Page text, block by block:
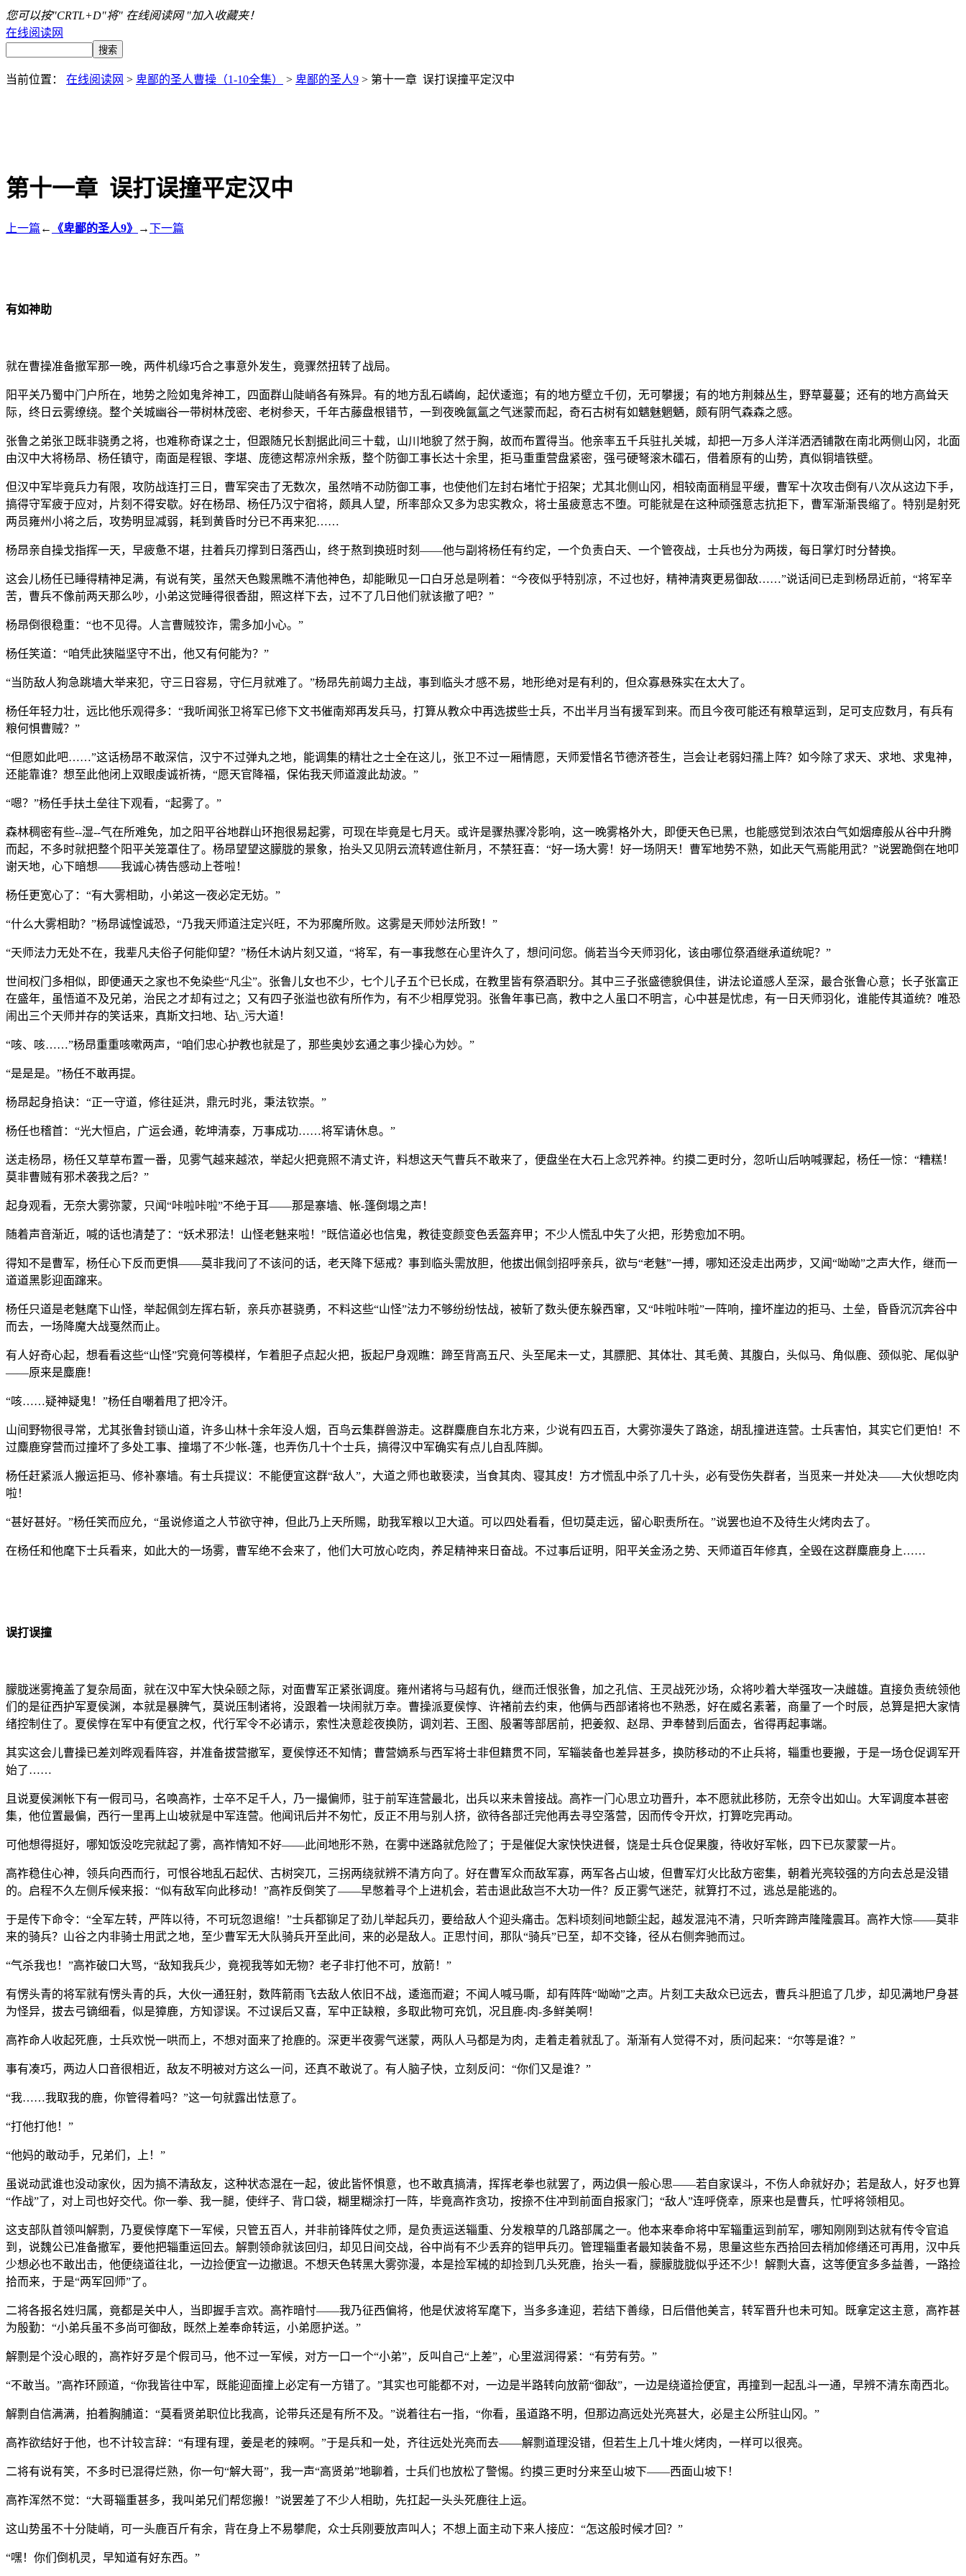
您可以按"CRTL+D"将" 在线阅读网 "加入收藏夹！
在线阅读网
当前位置： 在线阅读网 > 卑鄙的圣人曹操（1-10全集） > 卑鄙的圣人9 > 第十一章 误打误撞平定汉中
第十一章 误打误撞平定汉中
上一篇 ← 《卑鄙的圣人9》 →下一篇
有如神助
就在曹操准备撤军那一晚，两件机缘巧合之事意外发生，竟骤然扭转了战局。
阳平关乃蜀中门户所在，地势之险如鬼斧神工，四面群山陡峭各有殊异。有的地方乱石嶙峋，起伏逶迤；有的地方壁立千仞，无可攀援；有的地方荆棘丛生，野草蔓蔓；还有的地方高耸天
际，终日云雾缭绕。整个关城幽谷一带树林茂密、老树参天，千年古藤盘根错节，一到夜晚氤氲之气迷蒙而起，奇石古树有如魑魅魍魉，颇有阴气森森之感。
张鲁之弟张卫既非骁勇之将，也难称奇谋之士，但跟随兄长割据此间三十载，山川地貌了然于胸，故而布置得当。他亲率五千兵驻扎关城，却把一万多人洋洋洒洒铺散在南北两侧山冈，北面
由汉中大将杨昂、杨任镇守，南面是程银、李堪、庞德这帮凉州余叛，整个防御工事长达十余里，拒马重重营盘紧密，强弓硬弩滚木礌石，借着原有的山势，真似铜墙铁壁。
但汉中军毕竟兵力有限，攻防战连打三日，曹军突击了无数次，虽然啃不动防御工事，也使他们左封右堵忙于招架；尤其北侧山冈，相较南面稍显平缓，曹军十次攻击倒有八次从这边下手，
搞得守军疲于应对，片刻不得安歇。好在杨昂、杨任乃汉宁宿将，颇具人望，所率部众又多为忠实教众，将士虽疲意志不堕。可能就是在这种顽强意志抗拒下，曹军渐渐畏缩了。特别是射死
两员雍州小将之后，攻势明显减弱，耗到黄昏时分已不再来犯……
杨昂亲自操戈指挥一天，早疲惫不堪，拄着兵刃撑到日落西山，终于熬到换班时刻——他与副将杨任有约定，一个负责白天、一个管夜战，士兵也分为两拨，每日掌灯时分替换。
这会儿杨任已睡得精神足满，有说有笑，虽然天色黢黑瞧不清他神色，却能瞅见一口白牙总是咧着：“今夜似乎特别凉，不过也好，精神清爽更易御敌……”说话间已走到杨昂近前，“将军辛
苦，曹兵不像前两天那么吵，小弟这觉睡得很香甜，照这样下去，过不了几日他们就该撤了吧？”
杨昂倒很稳重：“也不见得。人言曹贼狡诈，需多加小心。”
杨任笑道：“咱凭此狭隘坚守不出，他又有何能为？”
“当防敌人狗急跳墙大举来犯，守三日容易，守仨月就难了。”杨昂先前竭力主战，事到临头才感不易，地形绝对是有利的，但众寡悬殊实在太大了。
杨任年轻力壮，远比他乐观得多：“我听闻张卫将军已修下文书催南郑再发兵马，打算从教众中再选拔些士兵，不出半月当有援军到来。而且今夜可能还有粮草运到，足可支应数月，有兵有
粮何惧曹贼？”
“但愿如此吧……”这话杨昂不敢深信，汉宁不过弹丸之地，能调集的精壮之士全在这儿，张卫不过一厢情愿，天师爱惜名节德济苍生，岂会让老弱妇孺上阵？如今除了求天、求地、求鬼神，
还能靠谁？想至此他闭上双眼虔诚祈祷，“愿天官降福，保佑我天师道渡此劫波。”
“嗯？”杨任手扶土垒往下观看，“起雾了。”
森林稠密有些--湿--气在所难免，加之阳平谷地群山环抱很易起雾，可现在毕竟是七月天。或许是骤热骤冷影响，这一晚雾格外大，即便天色已黑，也能感觉到浓浓白气如烟瘴般从谷中升腾
而起，不多时就把整个阳平关笼罩住了。杨昂望望这朦胧的景象，抬头又见阴云流转遮住新月，不禁狂喜：“好一场大雾！好一场阴天！曹军地势不熟，如此天气焉能用武？”说罢跪倒在地叩
谢天地，心下暗想——我诚心祷告感动上苍啦！
杨任更宽心了：“有大雾相助，小弟这一夜必定无妨。”
“什么大雾相助？”杨昂诚惶诚恐，“乃我天师道注定兴旺，不为邪魔所败。这雾是天师妙法所致！”
“天师法力无处不在，我辈凡夫俗子何能仰望？”杨任木讷片刻又道，“将军，有一事我憋在心里许久了，想问问您。倘若当今天师羽化，该由哪位祭酒继承道统呢？”
世间权门多相似，即便通天之家也不免染些“凡尘”。张鲁儿女也不少，七个儿子五个已长成，在教里皆有祭酒职分。其中三子张盛德貌俱佳，讲法论道感人至深，最合张鲁心意；长子张富正
在盛年，虽悟道不及兄弟，治民之才却有过之；又有四子张溢也欲有所作为，有不少相厚党羽。张鲁年事已高，教中之人虽口不明言，心中甚是忧虑，有一日天师羽化，谁能传其道统？唯恐
闹出三个天师并存的笑话来，真斯文扫地、玷\_污大道！
“咳、咳……”杨昂重重咳嗽两声，“咱们忠心护教也就是了，那些奥妙玄通之事少操心为妙。”
“是是是。”杨任不敢再提。
杨昂起身掐诀：“正一守道，修往延洪，鼎元时兆，秉法钦崇。”
杨任也稽首：“光大恒启，广运会通，乾坤清泰，万事成功……将军请休息。”
送走杨昂，杨任又草草布置一番，见雾气越来越浓，举起火把竟照不清丈许，料想这天气曹兵不敢来了，便盘坐在大石上念咒养神。约摸二更时分，忽听山后呐喊骤起，杨任一惊：“糟糕！
莫非曹贼有邪术袭我之后？”
起身观看，无奈大雾弥蒙，只闻“咔啦咔啦”不绝于耳——那是寨墙、帐-篷倒塌之声！
随着声音渐近，喊的话也清楚了：“妖术邪法！山怪老魅来啦！”既信道必也信鬼，教徒变颜变色丢盔弃甲；不少人慌乱中失了火把，形势愈加不明。
得知不是曹军，杨任心下反而更惧——莫非我问了不该问的话，老天降下惩戒？事到临头需放胆，他拔出佩剑招呼亲兵，欲与“老魅”一搏，哪知还没走出两步，又闻“呦呦”之声大作，继而一
道道黑影迎面蹿来。
杨任只道是老魅麾下山怪，举起佩剑左挥右斩，亲兵亦甚骁勇，不料这些“山怪”法力不够纷纷怯战，被斩了数头便东躲西窜，又“咔啦咔啦”一阵响，撞坏崖边的拒马、土垒，昏昏沉沉奔谷中
而去，一场降魔大战戛然而止。
有人好奇心起，想看看这些“山怪”究竟何等模样，乍着胆子点起火把，扳起尸身观瞧：蹄至背高五尺、头至尾未一丈，其膘肥、其体壮、其毛黄、其腹白，头似马、角似鹿、颈似驼、尾似驴
——原来是麋鹿！
“咳……疑神疑鬼！”杨任自嘲着甩了把冷汗。
山间野物很寻常，尤其张鲁封锁山道，许多山林十余年没人烟，百鸟云集群兽游走。这群麋鹿自东北方来，少说有四五百，大雾弥漫失了路途，胡乱撞进连营。士兵害怕，其实它们更怕！不
过麋鹿穿营而过撞坏了多处工事、撞塌了不少帐-篷，也弄伤几十个士兵，搞得汉中军确实有点儿自乱阵脚。
杨任赶紧派人搬运拒马、修补寨墙。有士兵提议：不能便宜这群“敌人”，大道之师也敢亵渎，当食其肉、寝其皮！方才慌乱中杀了几十头，必有受伤失群者，当觅来一并处决——大伙想吃肉
啦！
“甚好甚好。”杨任笑而应允，“虽说修道之人节欲守神，但此乃上天所赐，助我军粮以卫大道。可以四处看看，但切莫走远，留心职责所在。”说罢也迫不及待生火烤肉去了。
在杨任和他麾下士兵看来，如此大的一场雾，曹军绝不会来了，他们大可放心吃肉，养足精神来日奋战。不过事后证明，阳平关金汤之势、天师道百年修真，全毁在这群麋鹿身上……
误打误撞
朦胧迷雾掩盖了复杂局面，就在汉中军大快朵颐之际，对面曹军正紧张调度。雍州诸将与马超有仇，继而迁恨张鲁，加之孔信、王灵战死沙场，众将吵着大举强攻一决雌雄。直接负责统领他
们的是征西护军夏侯渊，本就是暴脾气，莫说压制诸将，没跟着一块闹就万幸。曹操派夏侯惇、许褚前去约束，他俩与西部诸将也不熟悉，好在威名素著，商量了一个时辰，总算是把大家情
绪控制住了。夏侯惇在军中有便宜之权，代行军令不必请示，索性决意趁夜换防，调刘若、王图、殷署等部居前，把姜叙、赵昂、尹奉替到后面去，省得再起事端。
其实这会儿曹操已差刘晔观看阵容，并准备拔营撤军，夏侯惇还不知情；曹营嫡系与西军将士非但籍贯不同，军辎装备也差异甚多，换防移动的不止兵将，辎重也要搬，于是一场仓促调军开
始了……
且说夏侯渊帐下有一假司马，名唤高祚，士卒不足千人，乃一撮偏师，驻于前军连营最北，出兵以来未曾接战。高祚一门心思立功晋升，本不愿就此移防，无奈令出如山。大军调度本甚密
集，他位置最偏，西行一里再上山坡就是中军连营。他闻讯后并不匆忙，反正不用与别人挤，欲待各部迁完他再去寻空落营，因而传令开炊，打算吃完再动。
可他想得挺好，哪知饭没吃完就起了雾，高祚情知不好——此间地形不熟，在雾中迷路就危险了；于是催促大家快快进餐，饶是士兵仓促果腹，待收好军帐，四下已灰蒙蒙一片。
高祚稳住心神，领兵向西而行，可恨谷地乱石起伏、古树突兀，三拐两绕就辨不清方向了。好在曹军众而敌军寡，两军各占山坡，但曹军灯火比敌方密集，朝着光亮较强的方向去总是没错
的。启程不久左侧斥候来报：“似有敌军向此移动！”高祚反倒笑了——早憋着寻个上进机会，若击退此敌岂不大功一件？反正雾气迷茫，就算打不过，逃总是能逃的。
于是传下命令：“全军左转，严阵以待，不可玩忽退缩！”士兵都铆足了劲儿举起兵刃，要给敌人个迎头痛击。怎料顷刻间地颤尘起，越发混沌不清，只听奔蹄声隆隆震耳。高祚大惊——莫非
来的骑兵？山谷之内非骑士用武之地，至少曹军无大队骑兵开至此间，来的必是敌人。正思忖间，那队“骑兵”已至，却不交锋，径从右侧奔驰而过。
“气杀我也！”高祚破口大骂，“敌知我兵少，竟视我等如无物？老子非打他不可，放箭！”
有愣头青的将军就有愣头青的兵，大伙一通狂射，数阵箭雨飞去敌人依旧不战，逶迤而避；不闻人喊马嘶，却有阵阵“呦呦”之声。片刻工夫敌众已远去，曹兵斗胆追了几步，却见满地尸身甚
为怪异，拔去弓镝细看，似是獐鹿，方知谬误。不过误后又喜，军中正缺粮，多取此物可充饥，况且鹿-肉-多鲜美啊！
高祚命人收起死鹿，士兵欢悦一哄而上，不想对面来了抢鹿的。深更半夜雾气迷蒙，两队人马都是为肉，走着走着就乱了。渐渐有人觉得不对，质问起来：“尔等是谁？”
事有凑巧，两边人口音很相近，敌友不明被对方这么一问，还真不敢说了。有人脑子快，立刻反问：“你们又是谁？”
“我……我取我的鹿，你管得着吗？”这一句就露出怯意了。
“打他打他！”
“他妈的敢动手，兄弟们，上！”
虽说动武谁也没动家伙，因为搞不清敌友，这种状态混在一起，彼此皆怀惧意，也不敢真搞清，挥挥老拳也就罢了，两边俱一般心思——若自家误斗，不伤人命就好办；若是敌人，好歹也算
“作战”了，对上司也好交代。你一拳、我一腿，使绊子、背口袋，糊里糊涂打一阵，毕竟高祚贪功，按捺不住冲到前面自报家门；“敌人”连呼侥幸，原来也是曹兵，忙呼将领相见。
这支部队首领叫解剽，乃夏侯惇麾下一军候，只管五百人，并非前锋阵仗之师，是负责运送辎重、分发粮草的几路部属之一。他本来奉命将中军辎重运到前军，哪知刚刚到达就有传令官追
到，说魏公已准备撤军，要他把辎重运回去。解剽领命就该回归，却见日间交战，谷中尚有不少丢弃的铠甲兵刃。管理辎重者最知装备不易，思量这些东西拾回去稍加修缮还可再用，汉中兵
少想必也不敢出击，他便绕道往北，一边捡便宜一边撤退。不想天色转黑大雾弥漫，本是捡军械的却捡到几头死鹿，抬头一看，朦朦胧胧似乎还不少！解剽大喜，这等便宜多多益善，一路捡
拾而来，于是“两军回师”了。
二将各报名姓归属，竟都是关中人，当即握手言欢。高祚暗忖——我乃征西偏将，他是伏波将军麾下，当多多逢迎，若结下善缘，日后借他美言，转军晋升也未可知。既拿定这主意，高祚甚
为殷勤：“小弟兵虽不多尚可御敌，既然上差奉命转运，小弟愿护送。”
解剽是个没心眼的，高祚好歹是个假司马，他不过一军候，对方一口一个“小弟”，反叫自己“上差”，心里滋润得紧：“有劳有劳。”
“不敢当。”高祚环顾道，“你我皆往中军，既能迎面撞上必定有一方错了。”其实也可能都不对，一边是半路转向放箭“御敌”，一边是绕道捡便宜，再撞到一起乱斗一通，早辨不清东南西北。
解剽自信满满，拍着胸脯道：“莫看贤弟职位比我高，论带兵还是有所不及。”说着往右一指，“你看，虽道路不明，但那边高远处光亮甚大，必是主公所驻山冈。”
高祚欲结好于他，也不计较言辞：“有理有理，姜是老的辣啊。”于是兵和一处，齐往远处光亮而去——解剽道理没错，但若生上几十堆火烤肉，一样可以很亮。
二将有说有笑，不多时已混得烂熟，你一句“解大哥”，我一声“高贤弟”地聊着，士兵们也放松了警惕。约摸三更时分来至山坡下——西面山坡下！
高祚浑然不觉：“大哥辎重甚多，我叫弟兄们帮您搬！”说罢差了不少人相助，先扛起一头头死鹿往上运。
这山势虽不十分陡峭，可一头鹿百斤有余，背在身上不易攀爬，众士兵刚要放声叫人；不想上面主动下来人接应：“怎这般时候才回？”
“嘿！你们倒机灵，早知道有好东西。”